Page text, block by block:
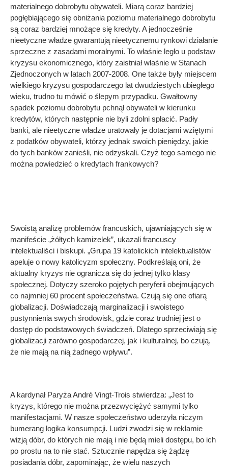
materialnego dobrobytu obywateli. Miarą coraz bardziej
pogłębiającego się obniżania poziomu materialnego dobrobytu
są coraz bardziej mnożące się kredyty. A jednocześnie
nieetyczne władze gwarantują nieetycznemu rynkowi działanie
sprzeczne z zasadami moralnymi. To właśnie legło u podstaw
kryzysu ekonomicznego, który zaistniał właśnie w Stanach
Zjednoczonych w latach 2007-2008. One także były miejscem
wielkiego kryzysu gospodarczego lat dwudziestych ubiegłego
wieku, trudno tu mówić o ślepym przypadku. Gwałtowny
spadek poziomu dobrobytu pchnął obywateli w kierunku
kredytów, których następnie nie byli zdolni spłacić. Padły
banki, ale nieetyczne władze uratowały je dotacjami wziętymi
z podatków obywateli, którzy jednak swoich pieniędzy, jakie
do tych banków zanieśli, nie odzyskali. Czyż tego samego nie
można powiedzieć o kredytach frankowych?
Swoistą analizę problemów francuskich, ujawniających się w
manifeście „żółtych kamizelek”, ukazali francuscy
intelektualiści i biskupi. „Grupa 19 katolickich intelektualistów
apeluje o nowy katolicyzm społeczny. Podkreślają oni, że
aktualny kryzys nie ogranicza się do jednej tylko klasy
społecznej. Dotyczy szeroko pojętych peryferii obejmujących
co najmniej 60 procent społeczeństwa. Czują się one ofiarą
globalizacji. Doświadczają marginalizacji i swoistego
pustynnienia swych środowisk, gdzie coraz trudniej jest o
dostęp do podstawowych świadczeń. Dlatego sprzeciwiają się
globalizacji zarówno gospodarczej, jak i kulturalnej, bo czują,
że nie mają na nią żadnego wpływu”.
A kardynał Paryża André Vingt-Trois stwierdza: „Jest to
kryzys, którego nie można przezwyciężyć samymi tylko
manifestacjami. W nasze społeczeństwo uderzyła niczym
bumerang logika konsumpcji. Ludzi zwodzi się w reklamie
wizją dóbr, do których nie mają i nie będą mieli dostępu, bo ich
po prostu na to nie stać. Sztucznie napędza się żądzę
posiadania dóbr, zapominając, że wielu naszych